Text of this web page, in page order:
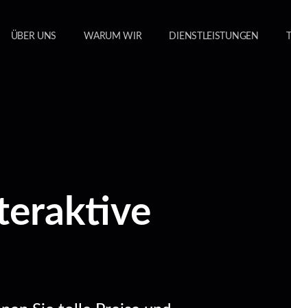
ÜBER UNS WARUM WIR DIENSTLEISTUNGEN